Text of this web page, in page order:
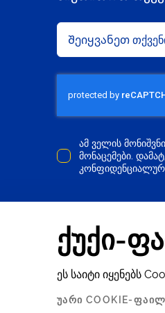
ამ ველის
მონაცემები.
ქუქი-
ეს საიტი იყენებს
ᲣᲐᲠᲘ COOKIE-